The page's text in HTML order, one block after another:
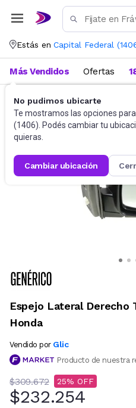
Estás en Capital Federal (
No pudimos ubicarte
Te mostramos las opciones para
(1406). Podés cambiar tu
quieras.
cambiar ubicación
Más Vendidos Ofertas
Accesorios para autos y
Espejo Lateral Derecho
Honda
Vendido por Glic
Producto de nuestra
$309.672 25
$232.254